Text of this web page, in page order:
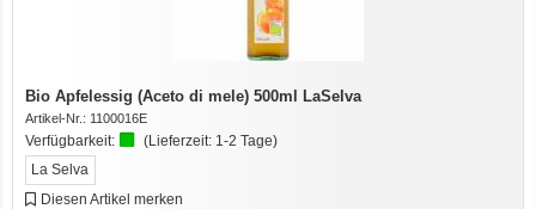
Bio Apfelessig (Aceto di mele) 500ml LaSelva
Artikel-Nr.: 1100016E
Verfügbarkeit: (Lieferzeit: 1-2 Tage)
La Selva
Diesen Artikel merken